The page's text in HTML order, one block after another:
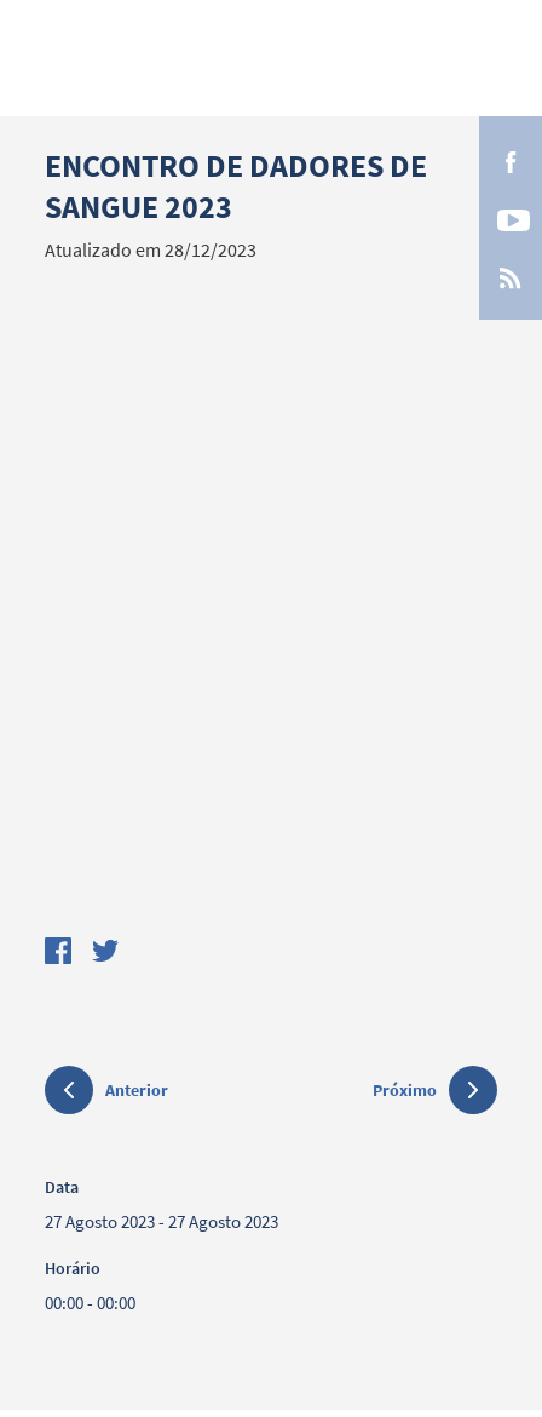
Termo de Pesquisa
ENCONTRO DE DADORES DE
SANGUE 2023
Atualizado em 28/12/2023
Anterior Próximo
Data
27 Agosto 2023 - 27 Agosto 2023
Horário
00:00 - 00:00